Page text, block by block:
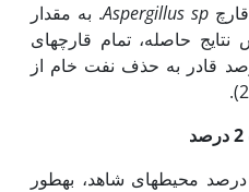
Aspergillus sp. به مقدار
نتایج حاصله، تمام قارچ­های
مطالعه در غلظت 1 درصد قادر به حذف نفت خام از
حذف نفت خام در غلظت 2 درصد محیط‏های شاهد، به­طور